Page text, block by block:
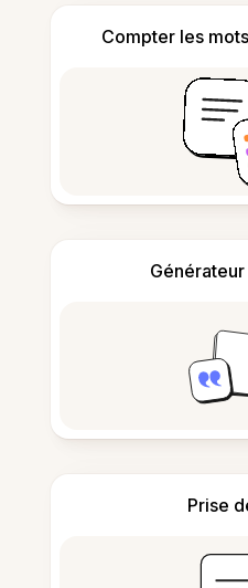
Compter les
Prise